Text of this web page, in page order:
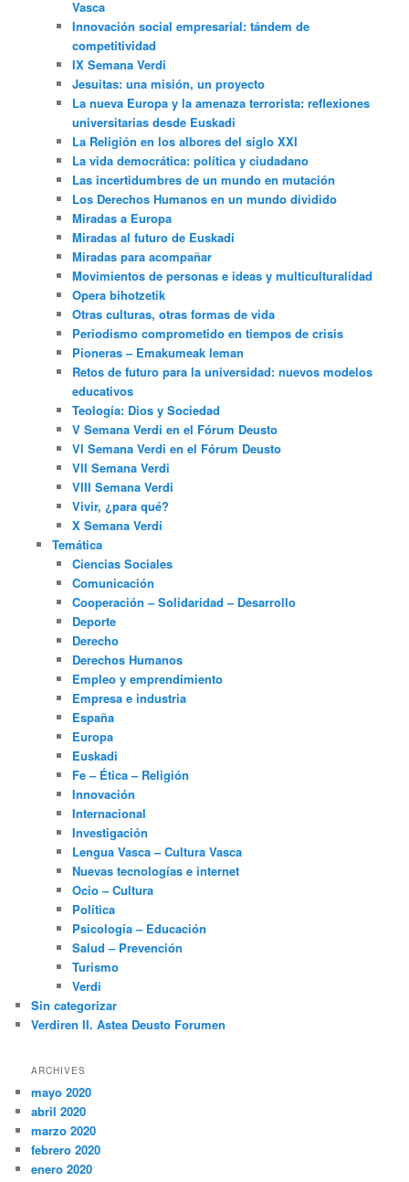
Vasca
Innovación social empresarial: tándem de
competitividad
IX Semana Verdi
Jesuitas: una misión, un proyecto
La nueva Europa y la amenaza terrorista: reflexiones
universitarias desde Euskadi
La Religión en los albores del siglo XXI
La vida democrática: política y ciudadano
Las incertidumbres de un mundo en mutación
Los Derechos Humanos en un mundo dividido
Miradas a Europa
Miradas al futuro de Euskadi
Miradas para acompañar
Movimientos de personas e ideas y multiculturalidad
Opera bihotzetik
Otras culturas, otras formas de vida
Periodismo comprometido en tiempos de crisis
Pioneras – Emakumeak leman
Retos de futuro para la universidad: nuevos modelos
educativos
Teología: Dios y Sociedad
V Semana Verdi en el Fórum Deusto
VI Semana Verdi en el Fórum Deusto
VII Semana Verdi
VIII Semana Verdi
Vivir, ¿para qué?
X Semana Verdi
Temática
Ciencias Sociales
Comunicación
Cooperación – Solidaridad – Desarrollo
Deporte
Derecho
Derechos Humanos
Empleo y emprendimiento
Empresa e industria
España
Europa
Euskadi
Fe – Ética – Religión
Innovación
Internacional
Investigación
Lengua Vasca – Cultura Vasca
Nuevas tecnologías e internet
Ocio – Cultura
Política
Psicología – Educación
Salud – Prevención
Turismo
Verdi
Sin categorizar
Verdiren II. Astea Deusto Forumen
ARCHIVES
mayo 2020
abril 2020
marzo 2020
febrero 2020
enero 2020